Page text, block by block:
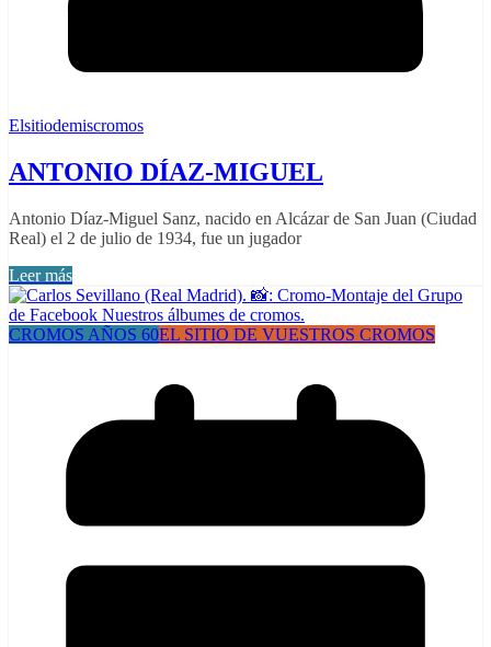
Elsitiodemiscromos
ANTONIO DÍAZ-MIGUEL
Antonio Díaz-Miguel Sanz, nacido en Alcázar de San Juan (Ciudad
Real) el 2 de julio de 1934, fue un jugador
Leer más
CROMOS AÑOS 60EL SITIO DE VUESTROS CROMOS